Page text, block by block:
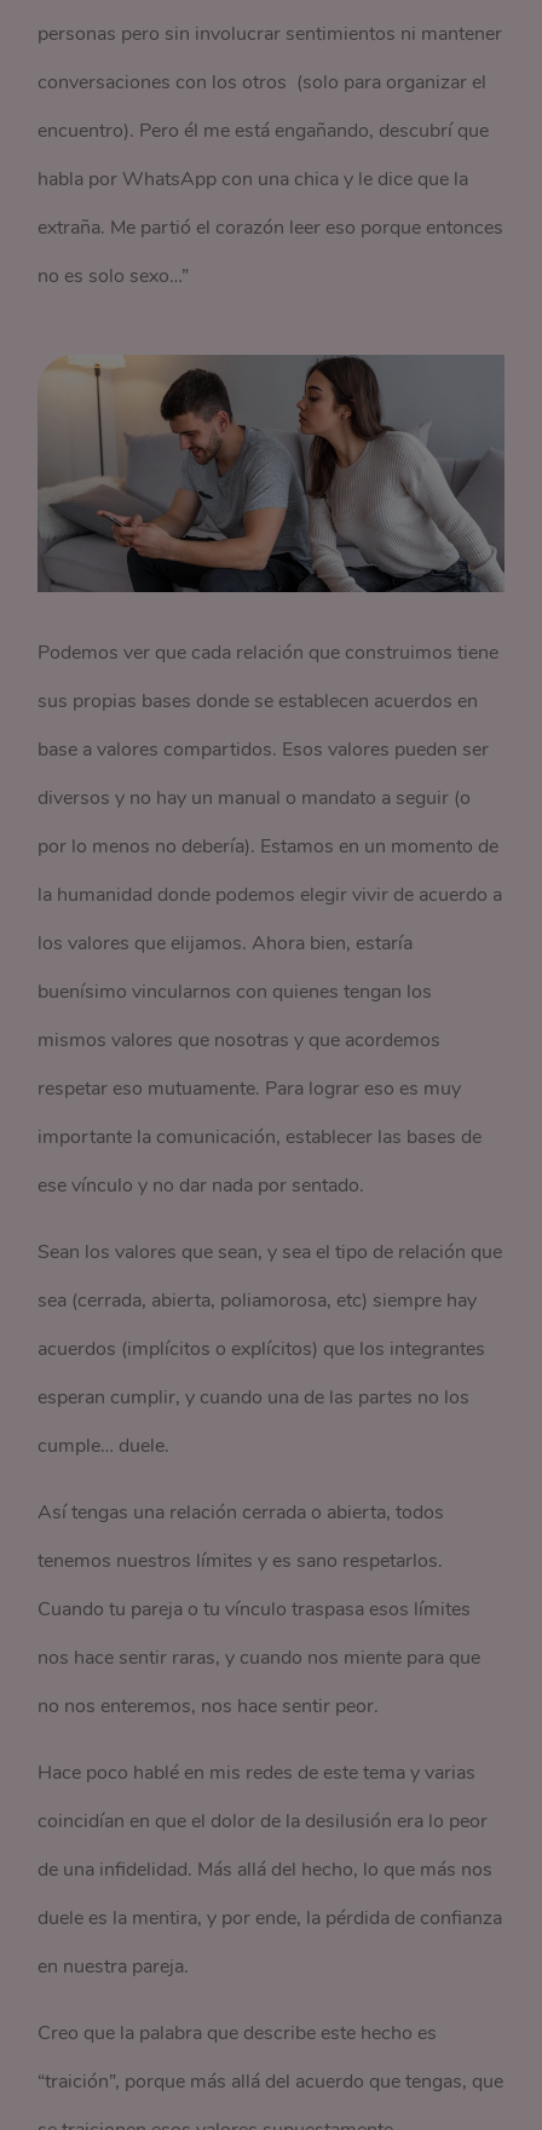
personas pero sin involucrar sentimientos ni mantener
conversaciones con los otros (solo para organizar el
encuentro). Pero él me está engañando, descubrí que
habla por WhatsApp con una chica y le dice que la
extraña. Me partió el corazón leer eso porque entonces
no es solo sexo…”
Podemos ver que cada relación que construimos tiene
sus propias bases donde se establecen acuerdos en
base a valores compartidos. Esos valores pueden ser
diversos y no hay un manual o mandato a seguir (o
por lo menos no debería). Estamos en un momento de
la humanidad donde podemos elegir vivir de acuerdo a
los valores que elijamos. Ahora bien, estaría
buenísimo vincularnos con quienes tengan los
mismos valores que nosotras y que acordemos
respetar eso mutuamente. Para lograr eso es muy
importante la comunicación, establecer las bases de
ese vínculo y no dar nada por sentado.
Sean los valores que sean, y sea el tipo de relación que
sea (cerrada, abierta, poliamorosa, etc) siempre hay
acuerdos (implícitos o explícitos) que los integrantes
esperan cumplir, y cuando una de las partes no los
cumple… duele.
Así tengas una relación cerrada o abierta, todos
tenemos nuestros límites y es sano respetarlos.
Cuando tu pareja o tu vínculo traspasa esos límites
nos hace sentir raras, y cuando nos miente para que
no nos enteremos, nos hace sentir peor.
Hace poco hablé en mis redes de este tema y varias
coincidían en que el dolor de la desilusión era lo peor
de una infidelidad. Más allá del hecho, lo que más nos
duele es la mentira, y por ende, la pérdida de confianza
en nuestra pareja.
Creo que la palabra que describe este hecho es
“traición”, porque más allá del acuerdo que tengas, que